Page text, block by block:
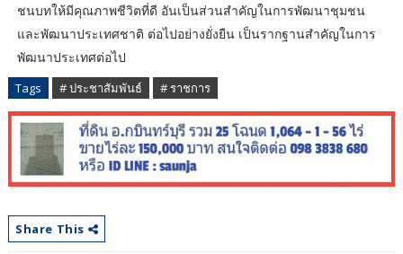
ชนบทให้มีคุณภาพชีวิตที่ดี อันเป็นส่วนสำคัญในการพัฒนาชุมชน
และพัฒนาประเทศชาติ ต่อไปอย่างยั่งยืน เป็นรากฐานสำคัญในการ
พัฒนาประเทศต่อไป
Tags # ประชาสัมพันธ์ # ราชการ
Share This